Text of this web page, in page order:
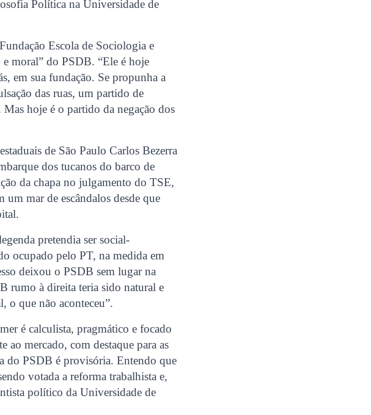
Política na Universidade de
Escola de Sociologia e
moral” do PSDB. “Ele é hoje
em sua fundação. Se propunha a
das ruas, um partido de
hoje é o partido da negação dos
de São Paulo Carlos Bezerra
dos tucanos do barco de
da chapa no julgamento do TSE,
um mar de escândalos desde que
pretendia ser social-
ocupado pelo PT, na medida em
deixou o PSDB sem lugar na
rumo à direita teria sido natural e
o que não aconteceu”.
é calculista, pragmático e focado
ao mercado, com destaque para as
do PSDB é provisória. Entendo que
votada a reforma trabalhista e,
político da Universidade de